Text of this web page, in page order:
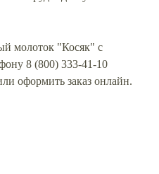
молоток "Косяк" с
8 (800) 333-41-10
оформить заказ онлайн.